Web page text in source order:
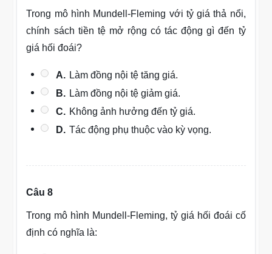
Trong mô hình Mundell-Fleming với tỷ giá thả nổi,
chính sách tiền tệ mở rộng có tác động gì đến tỷ
giá hối đoái?
A. Làm đồng nội tệ tăng giá.
B. Làm đồng nội tệ giảm giá.
C. Không ảnh hưởng đến tỷ giá.
D. Tác động phụ thuộc vào kỳ vọng.
Câu 8
Trong mô hình Mundell-Fleming, tỷ giá hối đoái cố
định có nghĩa là: